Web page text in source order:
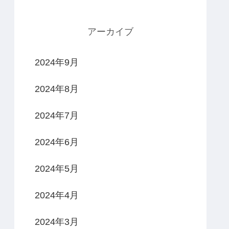
アーカイブ
2024年9月
2024年8月
2024年7月
2024年6月
2024年5月
2024年4月
2024年3月